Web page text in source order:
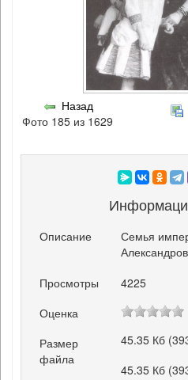
Назад
Фото 185 из 1629
Описание
Семья
Просмотры
4225
Оценка
Размер
файла
45.35 Кб
45.35 Кб